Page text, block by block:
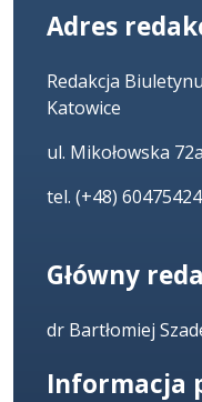
Adres
Redakcja
Katowice
ul. Mikołowska
tel. (+48)
Główny
dr Bartłomiej
Informacja